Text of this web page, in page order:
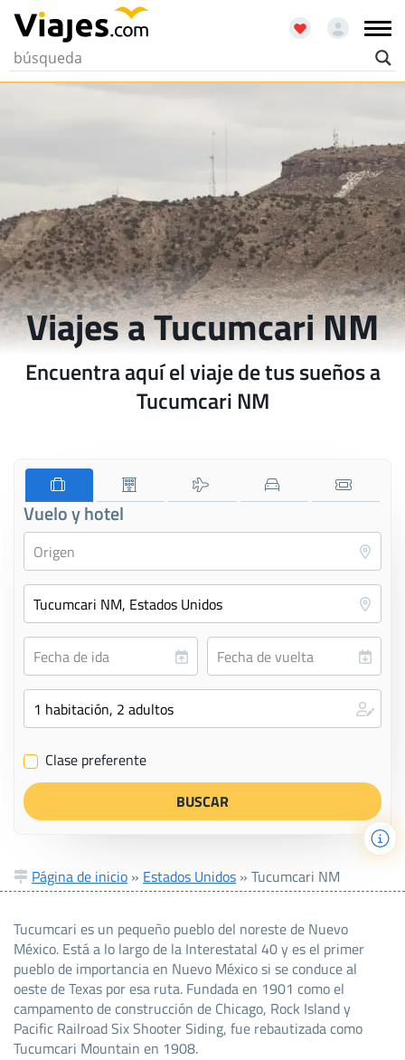
Viajes a Tucumcari NM
Encuentra aquí el viaje de tus sueños a
Tucumcari NM
Vuelo y hotel
✔ Clase preferente
Página de inicio » Estados Unidos » Tucumcari NM
Tucumcari es un pequeño pueblo del noreste de Nuevo
México. Está a lo largo de la Interestatal 40 y es el primer
pueblo de importancia en Nuevo México si se conduce al
oeste de Texas por esa ruta. Fundada en 1901 como el
campamento de construcción de Chicago, Rock Island y
Pacific Railroad Six Shooter Siding, fue rebautizada como
Tucumcari Mountain en 1908.